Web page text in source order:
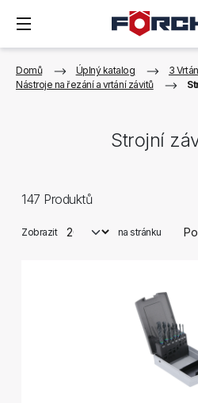
Domů Úplný katalog
3
Nástroje na řezání a vrtání závitů
Strojní
147 Produktů
Zobrazit na stránku